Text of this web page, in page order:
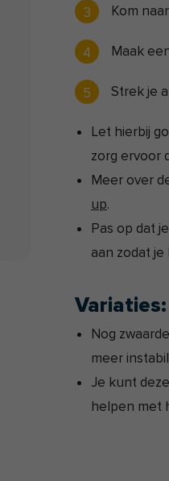
Kom
Maak
Strek je
Let hierbij
zorg ervoor
Meer over
up.
Pas op dat
aan zodat
Variaties:
Nog
meer
Je kunt
helpen met